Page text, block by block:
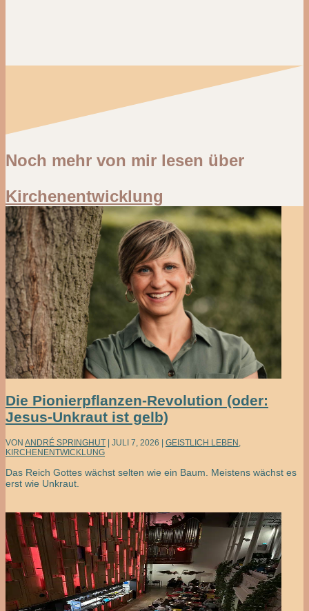
Noch mehr von mir lesen über
Kirchenentwicklung
Die Pionierpflanzen-Revolution (oder:
Jesus-Unkraut ist gelb)
VON ANDRÉ SPRINGHUT | JULI 7, 2026 | GEISTLICH LEBEN
KIRCHENENTWICKLUNG
Das Reich Gottes wächst selten wie ein Baum. Meistens wächst es
erst wie Unkraut.